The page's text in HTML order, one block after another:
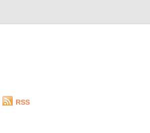
RSS